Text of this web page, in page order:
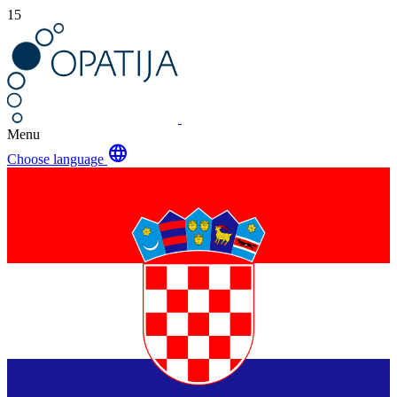
15
Menu
Choose language language